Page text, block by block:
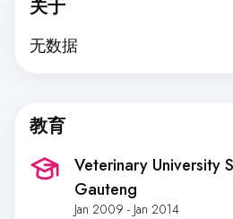
关于
无数据
教育
Veterinary University
Gauteng
Jan 2009 - Jan 2014